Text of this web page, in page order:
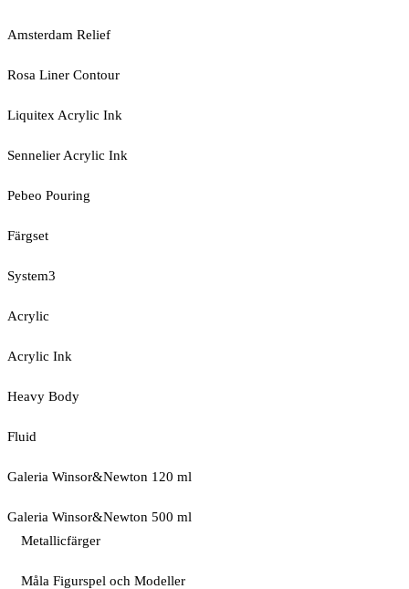
Amsterdam Relief
Rosa Liner Contour
Liquitex Acrylic Ink
Sennelier Acrylic Ink
Pebeo Pouring
Färgset
System3
Acrylic
Acrylic Ink
Heavy Body
Fluid
Galeria Winsor&Newton 120 ml
Galeria Winsor&Newton 500 ml
Metallicfärger
Måla Figurspel och Modeller